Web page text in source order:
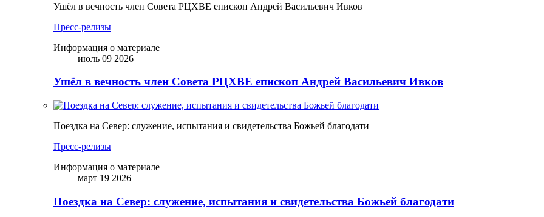
Ушёл в вечность член Совета РЦХВЕ епископ Андрей Васильевич Ивков
Пресс-релизы
Информация о материале
июль 09 2026
Ушёл в вечность член Совета РЦХВЕ епископ Андрей Васильевич Ивков
Поездка на Север: служение, испытания и свидетельства Божьей благодати
Пресс-релизы
Информация о материале
март 19 2026
Поездка на Север: служение, испытания и свидетельства Божьей благодати